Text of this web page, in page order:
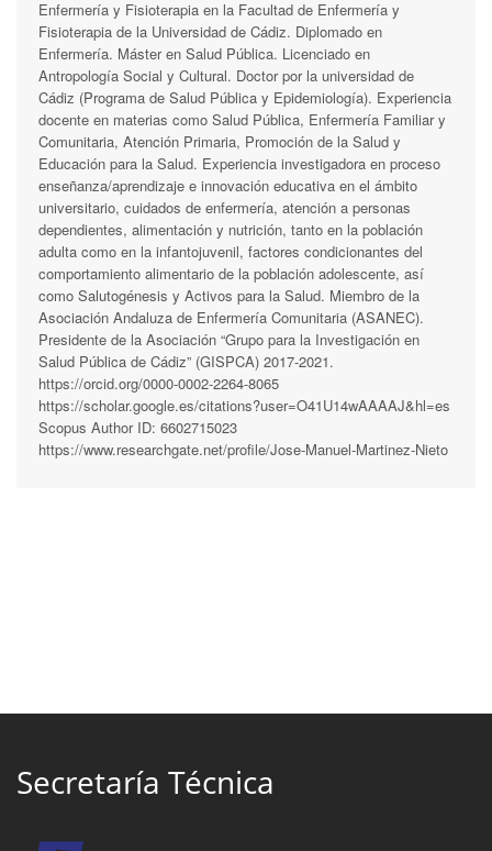
Enfermería y Fisioterapia en la Facultad de Enfermería y
Fisioterapia de la Universidad de Cádiz. Diplomado en
Enfermería. Máster en Salud Pública. Licenciado en
Antropología Social y Cultural. Doctor por la universidad de
Cádiz (Programa de Salud Pública y Epidemiología). Experiencia
docente en materias como Salud Pública, Enfermería Familiar y
Comunitaria, Atención Primaria, Promoción de la Salud y
Educación para la Salud. Experiencia investigadora en proceso
enseñanza/aprendizaje e innovación educativa en el ámbito
universitario, cuidados de enfermería, atención a personas
dependientes, alimentación y nutrición, tanto en la población
adulta como en la infantojuvenil, factores condicionantes del
comportamiento alimentario de la población adolescente, así
como Salutogénesis y Activos para la Salud. Miembro de la
Asociación Andaluza de Enfermería Comunitaria (ASANEC).
Presidente de la Asociación “Grupo para la Investigación en
Salud Pública de Cádiz” (GISPCA) 2017-2021.
https://orcid.org/0000-0002-2264-8065
https://scholar.google.es/citations?user=O41U14wAAAAJ&hl=es
Scopus Author ID: 6602715023
https://www.researchgate.net/profile/Jose-Manuel-Martinez-Nieto
Secretaría Técnica